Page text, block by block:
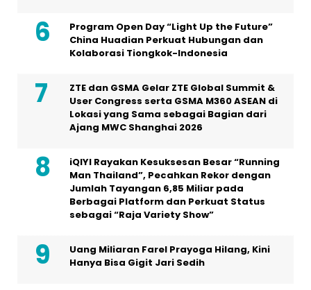
Program Open Day “Light Up the Future”
China Huadian Perkuat Hubungan dan
Kolaborasi Tiongkok-Indonesia
ZTE dan GSMA Gelar ZTE Global Summit &
User Congress serta GSMA M360 ASEAN di
Lokasi yang Sama sebagai Bagian dari
Ajang MWC Shanghai 2026
iQIYI Rayakan Kesuksesan Besar “Running
Man Thailand”, Pecahkan Rekor dengan
Jumlah Tayangan 6,85 Miliar pada
Berbagai Platform dan Perkuat Status
sebagai “Raja Variety Show”
Uang Miliaran Farel Prayoga Hilang, Kini
Hanya Bisa Gigit Jari Sedih